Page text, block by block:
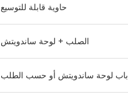
حاوية قابلة للتوسيع
الصلب + لوحة ساندويتش
باب لوحة ساندويتش أو حسب الطلب